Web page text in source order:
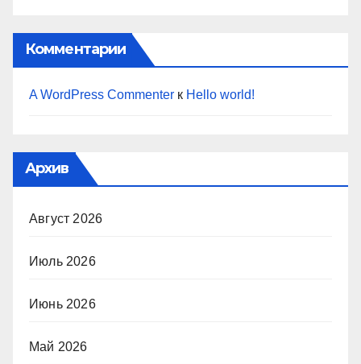
Комментарии
A WordPress Commenter к Hello world!
Архив
Август 2026
Июль 2026
Июнь 2026
Май 2026